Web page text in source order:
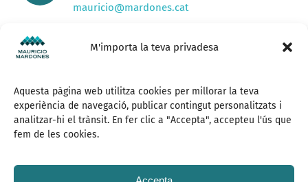
M'importa la teva privadesa
Aquesta pàgina web utilitza cookies per millorar la teva
experiència de navegació, publicar contingut personalitzats i
analitzar-hi el trànsit. En fer clic a "Accepta", accepteu l'ús que
fem de les cookies.
mauricio@mardones.cat
+34 680507258